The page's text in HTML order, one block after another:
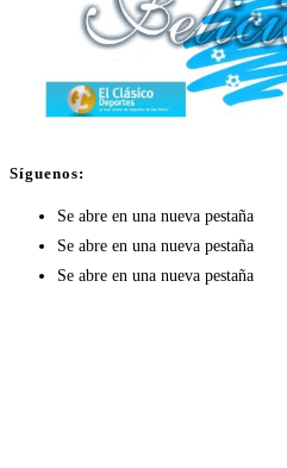
Síguenos:
Se abre en una nueva pestaña
Se abre en una nueva pestaña
Se abre en una nueva pestaña